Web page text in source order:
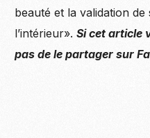
beauté et la validation
l’intérieur».Si cet article
pas de le partager sur